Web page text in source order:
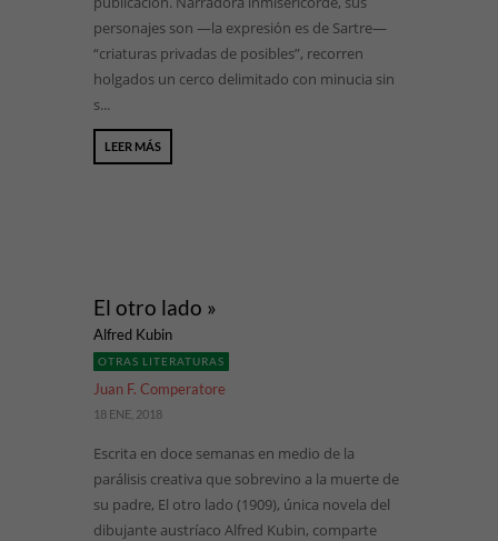
personajes son —la expresión es de Sartre—
“criaturas privadas de posibles”, recorren
holgados un cerco delimitado con minucia sin
s...
LEER MÁS
El otro lado »
Alfred Kubin
OTRAS LITERATURAS
Juan F. Comperatore
18 ENE, 2018
Escrita en doce semanas en medio de la
parálisis creativa que sobrevino a la muerte de
su padre, El otro lado (1909), única novela del
dibujante austríaco Alfred Kubin, comparte